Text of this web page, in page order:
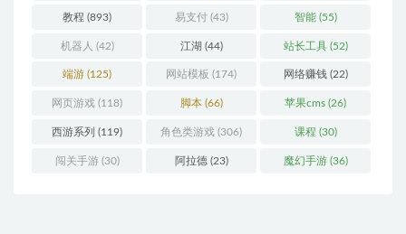
教程 (893) 易支付(43) 智能(55)
机器人 (42) 江湖 (44) 站长工具(52)
端游 (125) 网站模板 (174) 网络赚钱(22)
网页游戏 (118) 脚本(66) 苹果cms (26)
西游系列 (119) 角色类游戏 (306) 课程 (30)
闯关手游(30) 阿拉德(23) 魔幻手游(36)